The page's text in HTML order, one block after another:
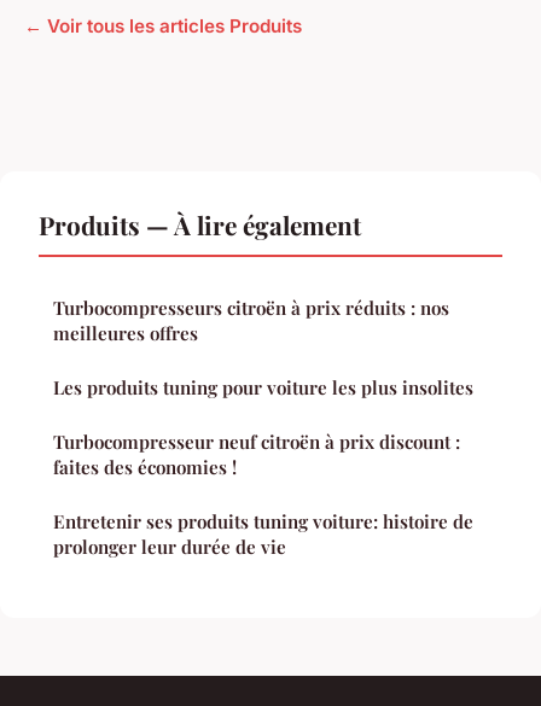
← Voir tous les articles Produits
Produits — À lire également
Turbocompresseurs citroën à prix réduits : nos
meilleures offres
Les produits tuning pour voiture les plus insolites
Turbocompresseur neuf citroën à prix discount :
faites des économies !
Entretenir ses produits tuning voiture: histoire de
prolonger leur durée de vie